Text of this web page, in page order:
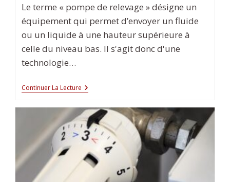
Le terme « pompe de relevage » désigne un
équipement qui permet d’envoyer un fluide
ou un liquide à une hauteur supérieure à
celle du niveau bas. Il s'agit donc d'une
technologie…
Continuer La Lecture Les
Pompes
Relevage
Et
Leur
Importance